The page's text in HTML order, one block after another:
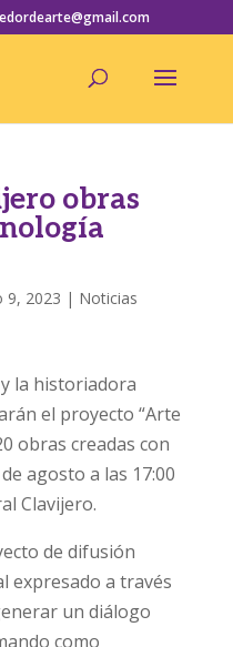
obras
9, 2023 | Noticias
la historiadora
el proyecto “Arte
obras creadas con
agosto a las 17:00
Clavijero.
de difusión
expresado a través
un diálogo
como